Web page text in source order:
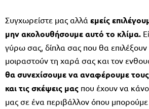
Συγχωρείστε μας αλλά εμείς
μην ακολουθήσουμε αυτό το κλίμα.
γύρω σας, δίπλα σας που θα
μοιραστούν τη χαρά σας και τον
θα συνεχίσουμε να αναφέρουμε
και τις σκέψεις μας που έχουν να
μας σε ένα περιβάλλον όπου